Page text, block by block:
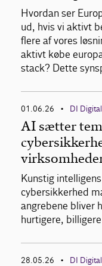
Hvordan ser
ud, hvis vi aktivt
flere af vores
aktivt købe
stack? Dette
01.06.26 • DI Digital
AI sætter
Kunstig
cybersikkerhed
angrebene bliver
hurtigere,
28.05.26 • DI Digital